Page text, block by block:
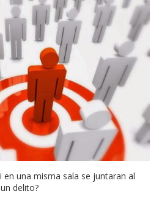
en una misma sala se juntaran al
delito?